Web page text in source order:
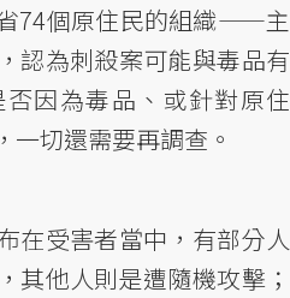
74個原住民的組織——主
認為刺殺案可能與毒品有
因為毒品、或針對原住
一切還需要再調查。
在受害者當中，有部分人
其他人則是遭隨機攻擊；